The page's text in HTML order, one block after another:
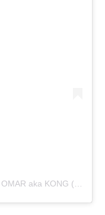
Una publicación compartida de DON OMAR aka KONG (@donomar)